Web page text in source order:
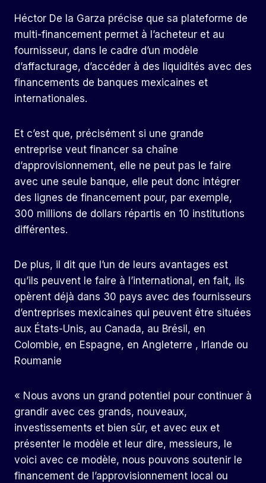
Héctor De la Garza précise que sa plateforme de
multi-financement permet à l’acheteur et au
fournisseur, dans le cadre d’un modèle
d’affacturage, d’accéder à des liquidités avec des
financements de banques mexicaines et
internationales.
Et c’est que, précisément si une grande
entreprise veut financer sa chaîne
d’approvisionnement, elle ne peut pas le faire
avec une seule banque, elle peut donc intégrer
des lignes de financement pour, par exemple,
300 millions de dollars répartis en 10 institutions
différentes.
De plus, il dit que l’un de leurs avantages est
qu’ils peuvent le faire à l’international, en fait, ils
opèrent déjà dans 30 pays avec des fournisseurs
d’entreprises mexicaines qui peuvent être situées
aux États-Unis, au Canada, au Brésil, en
Colombie, en Espagne, en Angleterre , Irlande ou
Roumanie
« Nous avons un grand potentiel pour continuer à
grandir avec ces grands, nouveaux,
investissements et bien sûr, et avec eux et
présenter le modèle et leur dire, messieurs, le
voici avec ce modèle, nous pouvons soutenir le
financement de l’approvisionnement local ou